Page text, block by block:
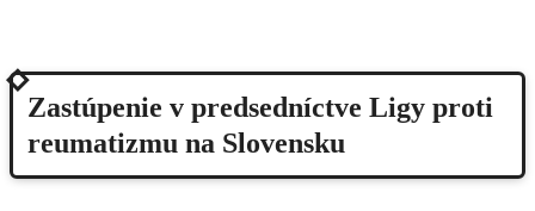
2004-2008
Zastúpenie v predsedníctve Ligy proti
reumatizmu na Slovensku